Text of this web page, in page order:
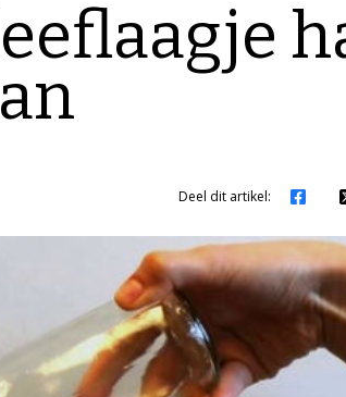
Deel dit artikel: